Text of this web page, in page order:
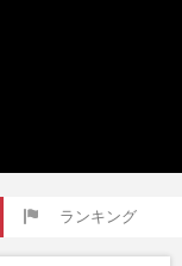
ランキング